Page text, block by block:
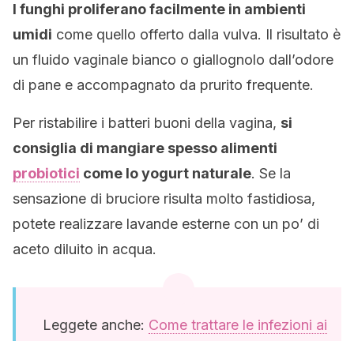
I funghi proliferano facilmente in ambienti
umidi come quello offerto dalla vulva. Il risultato è
un fluido vaginale bianco o giallognolo dall’odore
di pane e accompagnato da prurito frequente.
Per ristabilire i batteri buoni della vagina, si
consiglia di mangiare spesso alimenti
probiotici come lo yogurt naturale. Se la
sensazione di bruciore risulta molto fastidiosa,
potete realizzare lavande esterne con un po’ di
aceto diluito in acqua.
Leggete anche: Come trattare le infezioni ai